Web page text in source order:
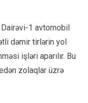
Dairəvi-1 avtomobil
dəmir tirlərin yol
işləri aparılır. Bu
zolaqlar üzrə